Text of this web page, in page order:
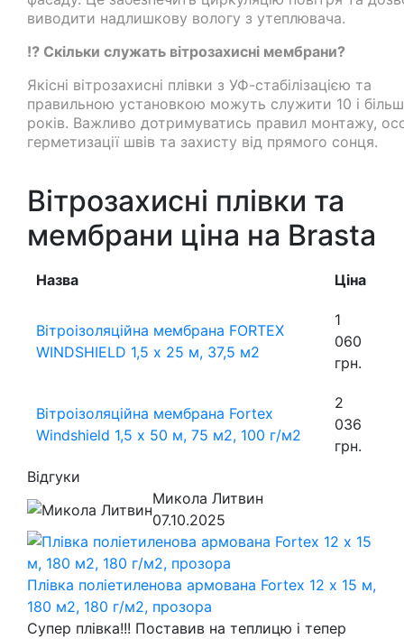
виводити надлишкову вологу з утеплювача.
⁉️ Скільки служать вітрозахисні мембрани?
Якісні вітрозахисні плівки з УФ-стабілізацією та
правильною установкою можуть служити 10 і
років. Важливо дотримуватись правил монтажу,
герметизації швів та захисту від прямого сонця.
Вітрозахисні плівки та
мембрани ціна на Brasta
Назва Ціна
Вітроізоляційна мембрана FORTEX
WINDSHIELD 1,5 х 25 м, 37,5 м2
1
060
грн.
Вітроізоляційна мембрана Fortex
Windshield 1,5 х 50 м, 75 м2, 100 г/м2
2
036
грн.
Відгуки
Микола Литвин
07.10.2025
Плівка поліетиленова армована Fortex 12 х 15 м,
180 м2, 180 г/м2, прозора
Супер плівка!!! Поставив на теплицю і тепер